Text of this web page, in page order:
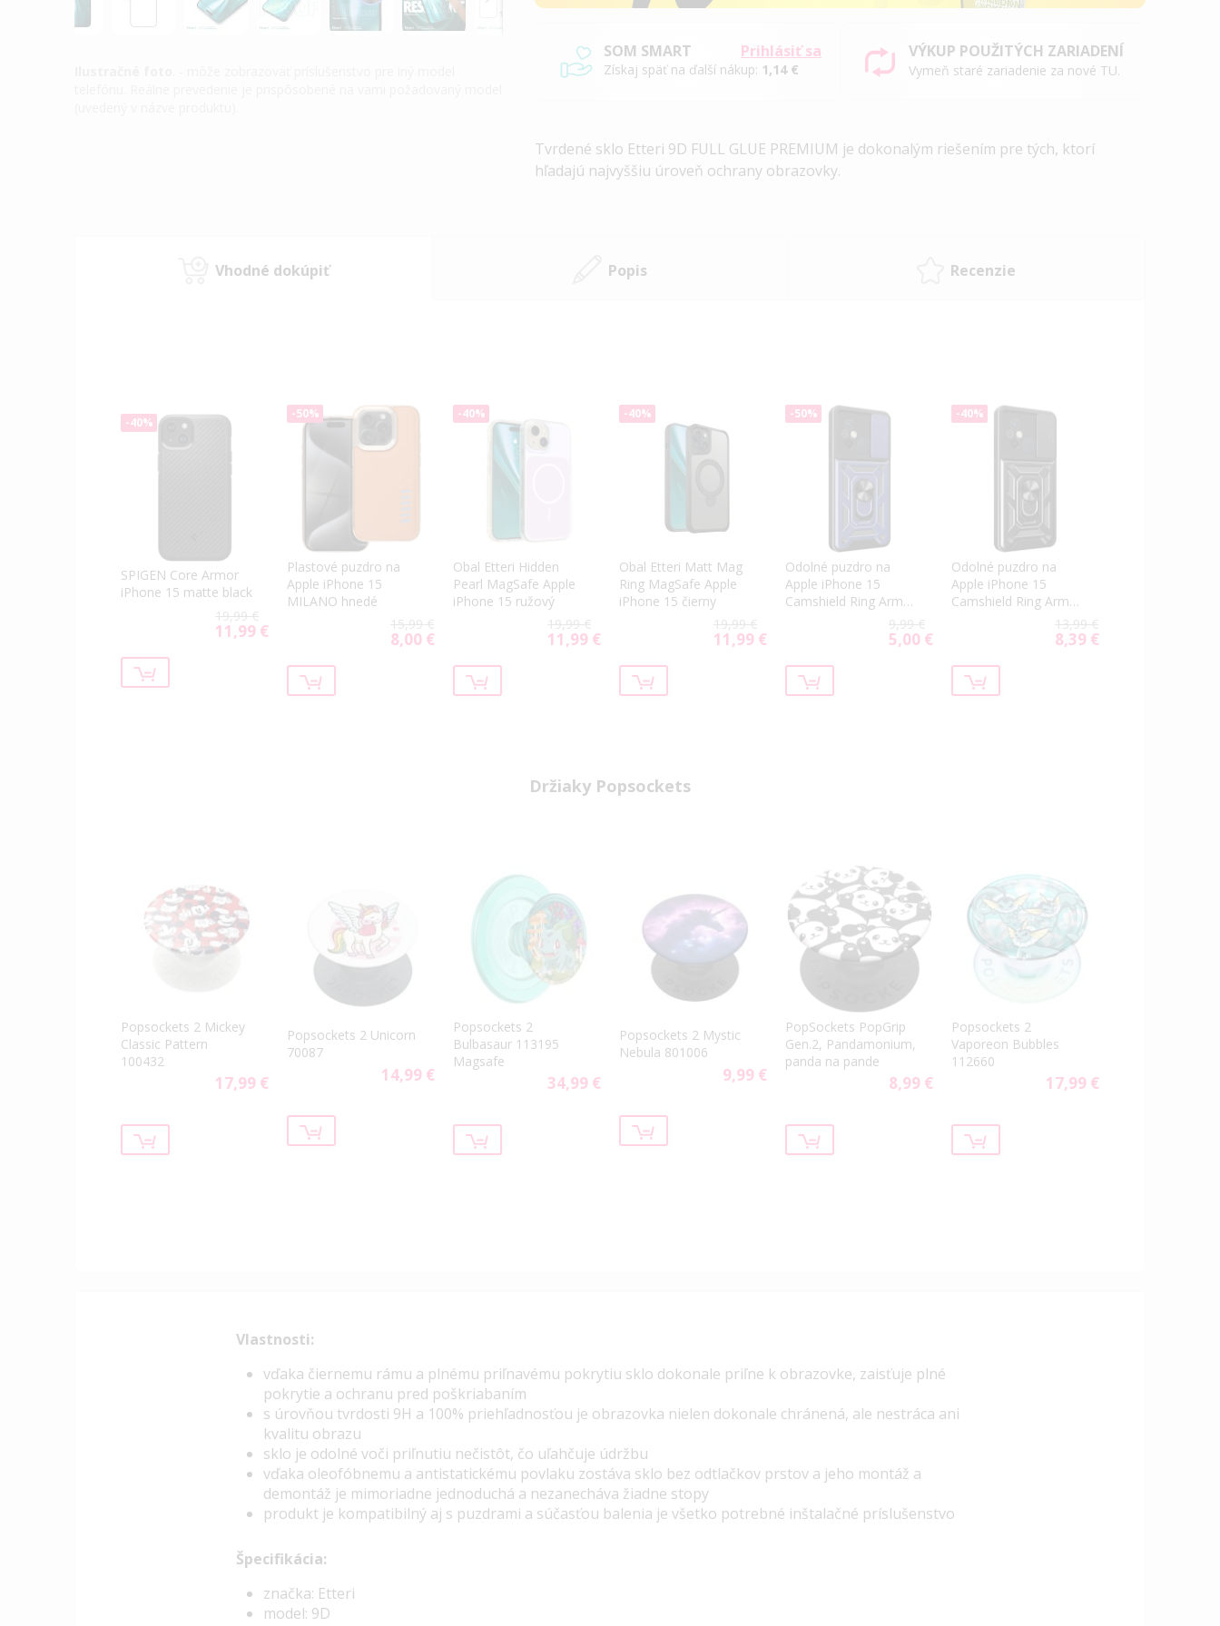
Prihlásiť sa
SOM SMART
Získaj späť na ďalší nákup: 1,14 €
VÝKUP POUŽITÝCH ZARIADENÍ
Vymeň staré zariadenie za nové TU.
Tvrdené sklo Etteri 9D FULL GLUE PREMIUM je dokonalým riešením pre tých, ktorí
hľadajú najvyššiu úroveň ochrany obrazovky.
Vhodné dokúpiť Popis Recenzie
-40%
SPIGEN Core Armor
iPhone 15 matte black
19,99 €
Special
11,99 €
-50%
Plastové puzdro na
Apple iPhone 15
MILANO hnedé
15,99 €
Special
8,00 €
-40%
Obal Etteri Hidden
Pearl MagSafe Apple
iPhone 15 ružový
19,99 €
Special
11,99 €
-40%
Obal Etteri Matt Mag
Ring MagSafe Apple
iPhone 15 čierny
19,99 €
Special
11,99 €
-50%
Odolné puzdro na
Apple iPhone 15
Camshield Ring Armor
9,99 €
Special
5,00 €
-40%
Odolné puzdro na
Apple iPhone 15
Camshield Ring Armor
13,99 €
Special
8,39 €
Držiaky Popsockets
Popsockets 2 Mickey
Classic Pattern
100432
17,99 €
Popsockets 2 Unicorn
70087
14,99 €
Popsockets 2
Bulbasaur 113195
Magsafe
34,99 €
Popsockets 2 Mystic
Nebula 801006
9,99 €
PopSockets PopGrip
Gen.2, Pandamonium,
panda na pande
8,99 €
Popsockets 2
Vaporeon Bubbles
112660
17,99 €
Vlastnosti:
vďaka čiernemu rámu a plnému priľnavému pokrytiu sklo dokonale priľne k obrazovke, zaisťuje plné
pokrytie a ochranu pred poškriabaním
s úrovňou tvrdosti 9H a 100% priehľadnosťou je obrazovka nielen dokonale chránená, ale nestráca ani
kvalitu obrazu
sklo je odolné voči priľnutiu nečistôt, čo uľahčuje údržbu
vďaka oleofóbnemu a antistatickému povlaku zostáva sklo bez odtlačkov prstov a jeho montáž a
demontáž je mimoriadne jednoduchá a nezanecháva žiadne stopy
produkt je kompatibilný aj s puzdrami a súčasťou balenia je všetko potrebné inštalačné príslušenstvo
Špecifikácia:
značka: Etteri
model: 9D